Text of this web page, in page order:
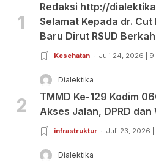
1
Redaksi http://
Selamat Kepada dr.
Baru Dirut RSUD
Kesehatan Juli 24, 2026 |
2
Dialektika
TMMD Ke-129 Kodim
Akses Jalan, DPRD
infrastruktur Juli 23, 2026 |
Dialektika